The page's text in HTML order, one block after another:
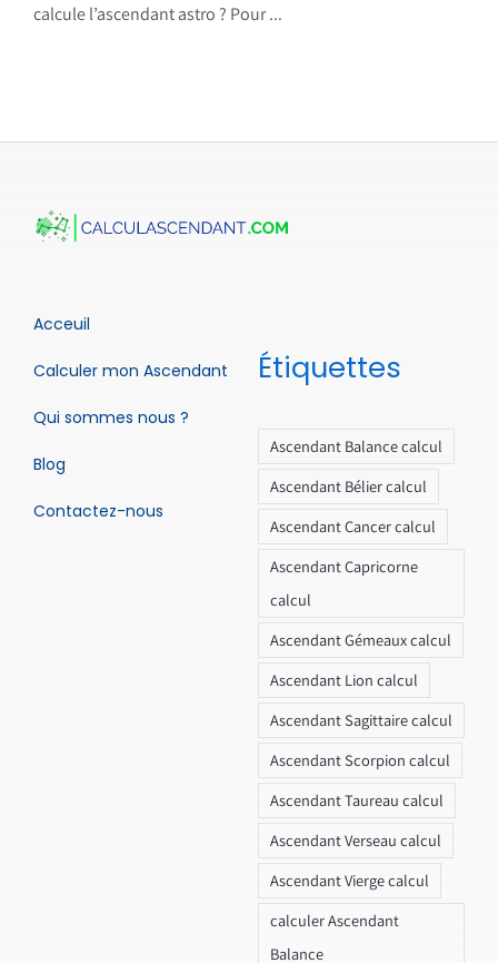
calcule l’ascendant astro ? Pour ...
Acceuil
Calculer mon Ascendant
Qui sommes nous ?
Blog
Contactez-nous
Étiquettes
Ascendant Balance calcul
Ascendant Bélier calcul
Ascendant Cancer calcul
Ascendant Capricorne
calcul
Ascendant Gémeaux calcul
Ascendant Lion calcul
Ascendant Sagittaire calcul
Ascendant Scorpion calcul
Ascendant Taureau calcul
Ascendant Verseau calcul
Ascendant Vierge calcul
calculer Ascendant
Balance